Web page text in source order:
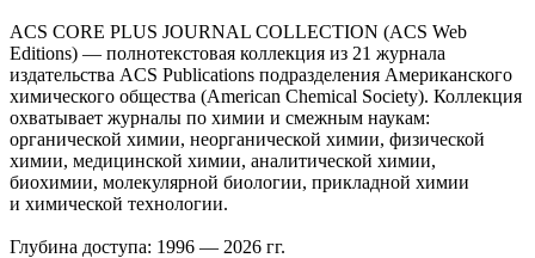
ACS CORE PLUS JOURNAL COLLECTION (ACS Web
Editions) — полнотекстовая коллекция из 21 журнала
издательства ACS Publications подразделения Американского
химического общества (American Chemical Society). Коллекция
охватывает журналы по химии и смежным наукам:
органической химии, неорганической химии, физической
химии, медицинской химии, аналитической химии,
биохимии, молекулярной биологии, прикладной химии
и химической технологии.
Глубина доступа: 1996 — 2026 гг.